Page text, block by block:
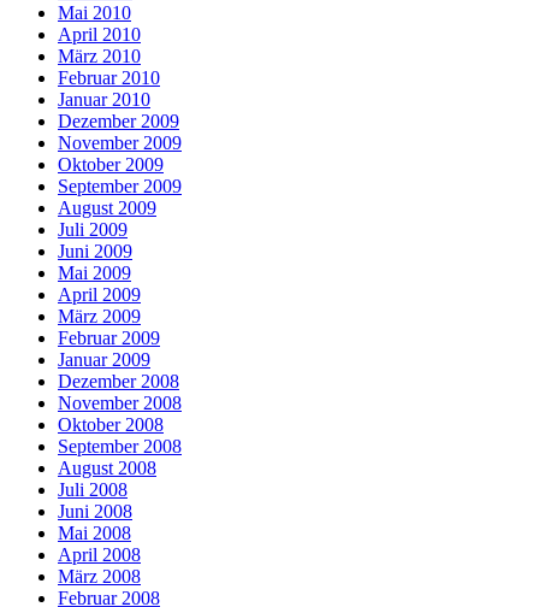
Mai 2010
April 2010
März 2010
Februar 2010
Januar 2010
Dezember 2009
November 2009
Oktober 2009
September 2009
August 2009
Juli 2009
Juni 2009
Mai 2009
April 2009
März 2009
Februar 2009
Januar 2009
Dezember 2008
November 2008
Oktober 2008
September 2008
August 2008
Juli 2008
Juni 2008
Mai 2008
April 2008
März 2008
Februar 2008